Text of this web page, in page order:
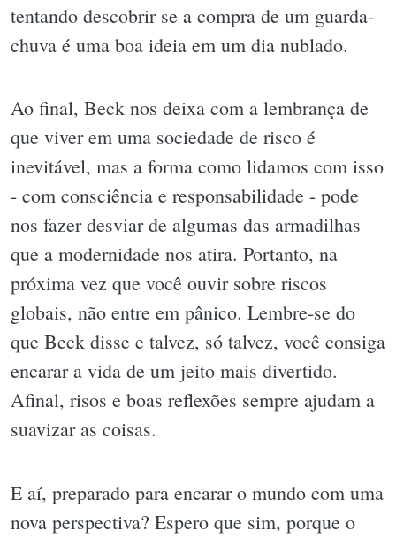
tentando descobrir se a compra de um guarda-
chuva é uma boa ideia em um dia nublado.
Ao final, Beck nos deixa com a lembrança de
que viver em uma sociedade de risco é
inevitável, mas a forma como lidamos com isso
- com consciência e responsabilidade - pode
nos fazer desviar de algumas das armadilhas
que a modernidade nos atira. Portanto, na
próxima vez que você ouvir sobre riscos
globais, não entre em pânico. Lembre-se do
que Beck disse e talvez, só talvez, você consiga
encarar a vida de um jeito mais divertido.
Afinal, risos e boas reflexões sempre ajudam a
suavizar as coisas.
E aí, preparado para encarar o mundo com uma
nova perspectiva? Espero que sim, porque o